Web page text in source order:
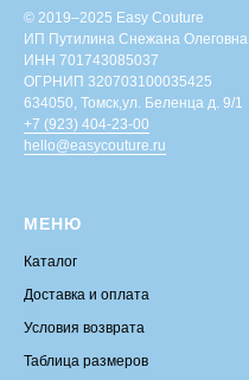
© 2019–2025 Easy Couture
ИП Путилина Снежана Олеговна
ИНН 701743085037
ОГРНИП 320703100035425
634050, Томск,ул. Беленца д. 9/1
+7 (923) 404-23-00
hello@easycouture.ru
МЕНЮ
Каталог
Доставка и оплата
Условия возврата
Таблица размеров